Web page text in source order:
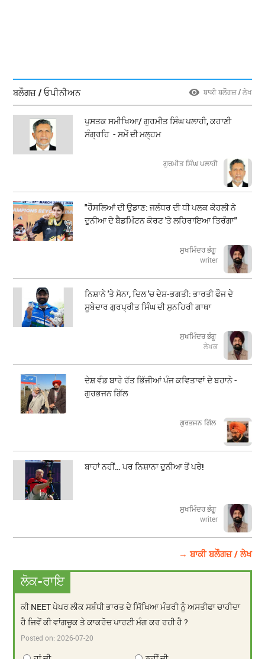
ਬਲੌਗਜ਼ / ਓਪੀਨੀਅਨ ਬਾਕੀ ਬਲੌਗਜ਼ / ਲੇਖ
ਪੁਸਤਕ ਸਮੀਖਿਆ/ ਗੁਰਮੀਤ ਸਿੰਘ ਪਲਾਹੀ, ਕਹਾਣੀ
ਸੰਗ੍ਰਹਿ - ਸਮੇਂ ਦੀ ਮਲ੍ਹਮ
ਗੁਰਮੀਤ ਸਿੰਘ ਪਲਾਹੀ
"ਹੌਸਲਿਆਂ ਦੀ ਉਡਾਣ: ਜਲੰਧਰ ਦੀ ਧੀ ਪਲਕ ਕੋਹਲੀ ਨੇ
ਦੁਨੀਆ ਦੇ ਬੈਡਮਿੰਟਨ ਕੋਰਟ 'ਤੇ ਲਹਿਰਾਇਆ ਤਿਰੰਗਾ"
ਸੁਖਮਿੰਦਰ ਭੰਗੂ
writer
ਨਿਸ਼ਾਨੇ 'ਤੇ ਸੋਨਾ, ਦਿਲ 'ਚ ਦੇਸ਼-ਭਗਤੀ: ਭਾਰਤੀ ਫੌਜ ਦੇ
ਸੂਬੇਦਾਰ ਗੁਰਪ੍ਰੀਤ ਸਿੰਘ ਦੀ ਸੁਨਹਿਰੀ ਗਾਥਾ
ਸੁਖਮਿੰਦਰ ਭੰਗੂ
ਲੇਖਕ
ਦੇਸ਼ ਵੰਡ ਬਾਰੇ ਰੱਤ ਭਿੱਜੀਆਂ ਪੰਜ ਕਵਿਤਾਵਾਂ ਦੇ ਬਹਾਨੇ -
ਗੁਰਭਜਨ ਗਿੱਲ
​​​​​​​ਗੁਰਭਜਨ ਗਿੱਲ
ਬਾਹਾਂ ਨਹੀਂ… ਪਰ ਨਿਸ਼ਾਨਾ ਦੁਨੀਆ ਤੋਂ ਪਰੇ!
ਸੁਖਮਿੰਦਰ ਭੰਗੂ
writer
→ ਬਾਕੀ ਬਲੌਗਜ਼ / ਲੇਖ
ਲੋਕ-ਰਾਇ
ਕੀ NEET ਪੇਪਰ ਲੀਕ ਸਬੰਧੀ ਭਾਰਤ ਦੇ ਸਿੱਖਿਆ ਮੰਤਰੀ ਨੂੰ ਅਸਤੀਫਾ ਚਾਹੀਦਾ
ਹੈ ਜਿਵੇਂ ਕੀ ਵਾਂਗਚੂਕ ਤੇ ਕਾਕਰੋਚ ਪਾਰਟੀ ਮੰਗ ਕਰ ਰਹੀ ਹੈ ?
Posted on:2026-07-20